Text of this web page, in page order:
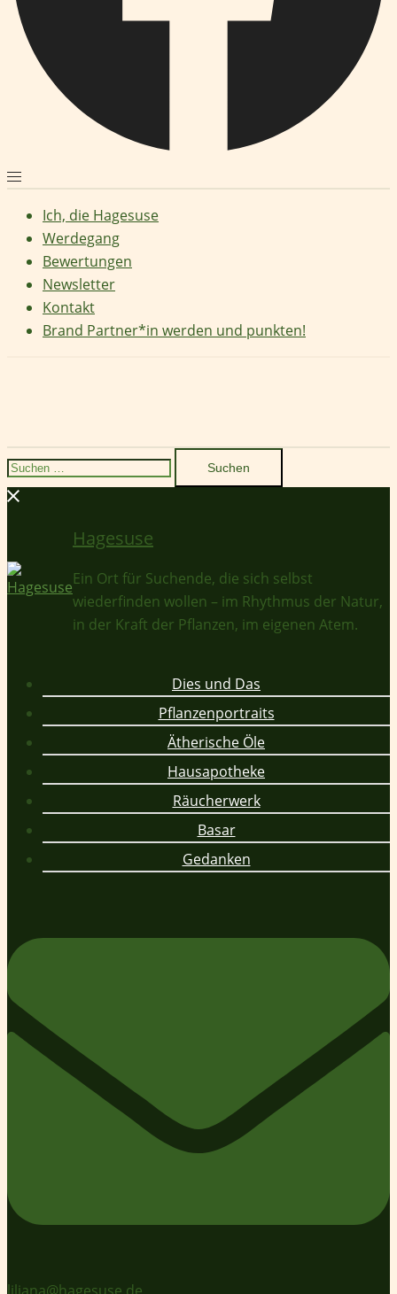
Ich, die Hagesuse
Werdegang
Bewertungen
Newsletter
Kontakt
Brand Partner*in werden und punkten!
Suchen
nach:
Hagesuse
Ein Ort für Suchende, die sich selbst
wiederfinden wollen – im Rhythmus der Natur,
in der Kraft der Pflanzen, im eigenen Atem.
Dies und Das
Pflanzenportraits
Ätherische Öle
Hausapotheke
Räucherwerk
Basar
Gedanken